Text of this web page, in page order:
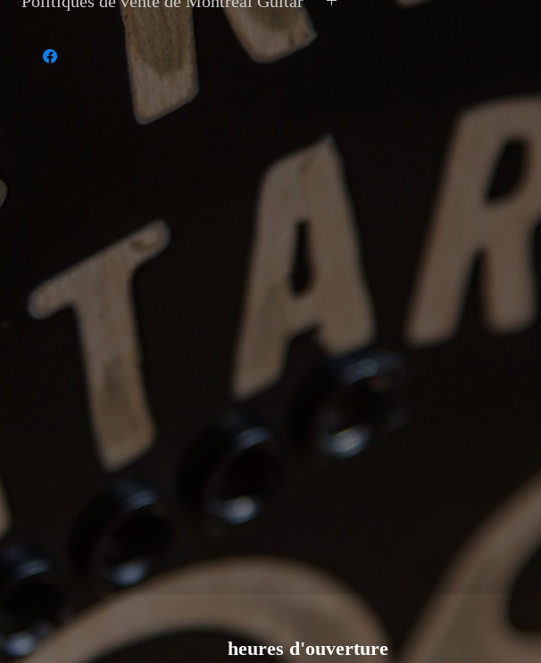
Devise et paiement: Toutes les transactions sont en CAD.
Les paiements sont acceptés en argent comptant, débit,
crédit, chèque, virement électronique et dépôt direct.
Montréal Guitar n’accepte pas les échanges de valeur
Expédition: Livraison internationale avec assurance et
suivi est offerte pour votre tranquillité d'esprit. La collecte
Retour et garantie: Tous les articles sont vendus tels que
décrits. Les retours ne sont acceptés que si l’article reçu ne
correspond pas à la description ou présente un problème
fonctionnel majeur non mentionné. Les retours doivent
être signalés dans un délai de 48 heures après réception,
avec l'article retourné dans le même état. Les frais de
réservés avec un dépôt de 20%, non remboursable après 7
heures d'ouverture